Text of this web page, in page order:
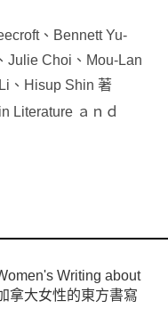
、Bennett Yu-
Julie Choi、Mou-Lan
、Hisup Shin 著
Literature ａｎｄ